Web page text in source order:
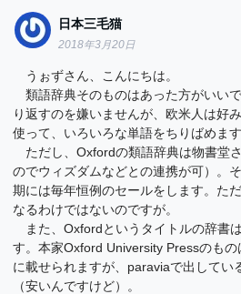
日本三毛猫
2018年3月20日
うぉずさん、こんにちは。
類語辞典そのものはあった方がいい
り返すのを嫌いませんが、欧米人は好
使って、いろいろな単語をちりばめます
ただし、Oxfordの類語辞典は物書堂
のでウィズダムなどとの連携が可）。
期には毎年恒例のセールをします。た
なるわけではないのですが。
また、Oxfordというタイトルの辞書
す。本家Oxford University Pressのも
に載せられますが、paraviaで出してい
（安いんですけど）。